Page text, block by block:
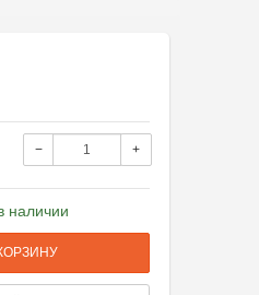
− +
наличии